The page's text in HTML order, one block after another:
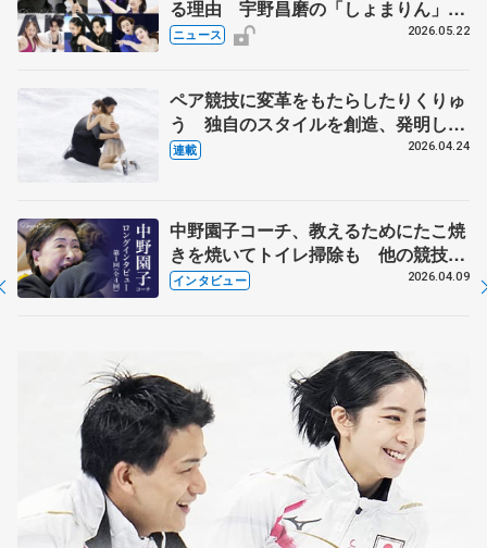
る理由 宇野昌磨の「しょまりん」ら
実力者が相次いで参戦 国内の競争激
ニュース 2026.05.22
ペア競技に変革をもたらしたりくりゅ
う 独自のスタイルを創造、発明した
【引退発表後②】
連載 2026.04.24
中野園子コーチ、教えるためにたこ焼
きを焼いてトイレ掃除も 他の競技に
も通用するという坂本花織の筋肉
インタビュー 2026.04.09